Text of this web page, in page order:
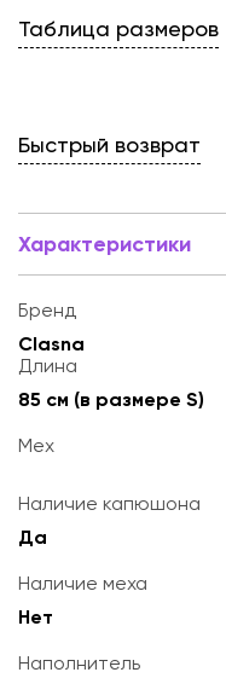
Таблица размеров
Быстрый возврат
Характеристики
Бренд
Clasna
Длина
85 см (в размере S)
Мех
Наличие капюшона
Да
Наличие меха
Нет
Наполнитель